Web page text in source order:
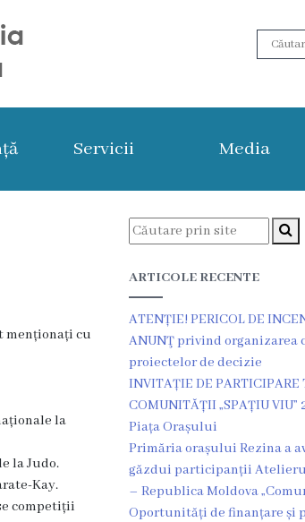
Servicii Media
menționați cu
la
la Judo.
Kay.
competiții
ARTICOLE RECENTE
ATENȚIE! PERICOL DE
ANUNŢ privind
proiectelor de decizie
INVITAȚIE DE PARTICIPARE
COMUNITĂȚII „SPAȚIU
Piața Orașului
Primăria orașului Rezina a
găzdui participanții
– Republica Moldova
Oportunități de finanțare și